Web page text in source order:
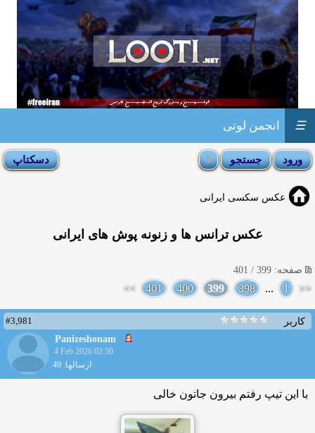
انجمن لوتی ☰
عکس سکسی ایرانی
عكس ترانس ها و زنونه پوش های ایرانی
صفحه: 399 / 401
<<
1
...
398
399
400
401
>>
کاربر
#3,981
Panizeshonam
4 Feb 2026 02:50
ارسالها: 49
با این تیپ رفتم بیرون جاتون خالی